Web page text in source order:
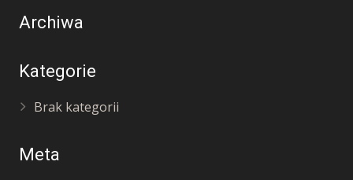
Archiwa
Kategorie
Brak kategorii
Meta